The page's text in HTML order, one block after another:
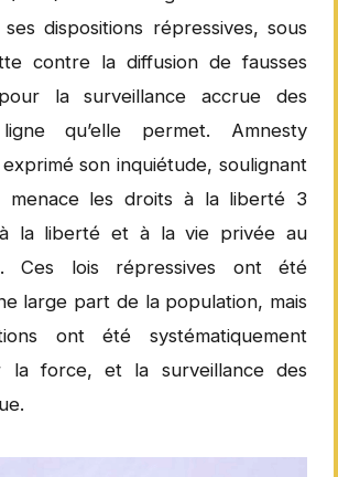
dispositions répressives, sous
contre la diffusion de fausses
la surveillance accrue des
qu’elle permet. Amnesty
son inquiétude, soulignant
menace les droits à la liberté 3
à la liberté et à la vie privée au
Ces lois répressives ont été
large part de la population, mais
ont été systématiquement
la force, et la surveillance des